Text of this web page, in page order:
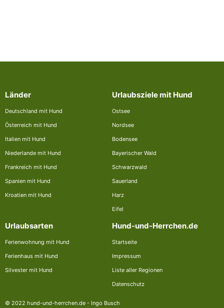
Länder
Deutschland mit Hund
Österreich mit Hund
Italien mit Hund
Niederlande mit Hund
Frankreich mit Hund
Spanien mit Hund
Kroatien mit Hund
Urlaubsziele mit Hund
Ostsee
Nordsee
Bodensee
Bayerischer Wald
Schwarzwald
Sauerland
Harz
Eifel
Urlaubsarten
Ferienwohnung mit Hund
Ferienhaus mit Hund
Silvester mit Hund
Hund-und-Herrchen.de
Startseite
Impressum
Liste aller Regionen
Datenschutz
© 2022 hund-und-herrchen.de - Ingo Busch